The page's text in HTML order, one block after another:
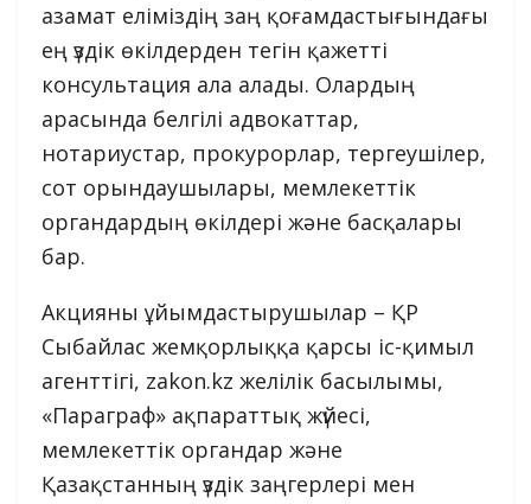
азамат еліміздің заң қоғамдастығындағы
ең үздік өкілдерден тегін қажетті
консультация ала алады. Олардың
арасында белгілі адвокаттар,
нотариустар, прокурорлар, тергеушілер,
сот орындаушылары, мемлекеттік
органдардың өкілдері және басқалары
бар.
Акцияны ұйымдастырушылар – ҚР
Сыбайлас жемқорлыққа қарсы іс-қимыл
агенттігі, zakon.kz желілік басылымы,
«Параграф» ақпараттық жүйесі,
мемлекеттік органдар және
Қазақстанның үздік заңгерлері мен